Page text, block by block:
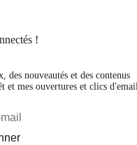
!
des nouveautés et des contenus
et mes ouvertures et clics